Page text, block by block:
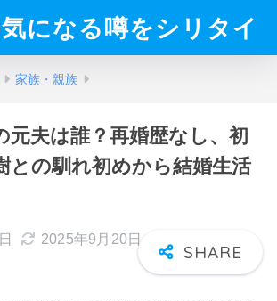
になる噂をシリタイ
家族・親族
元夫は誰？再婚歴なし、初
との馴れ初めから結婚生活
2025年9月20日